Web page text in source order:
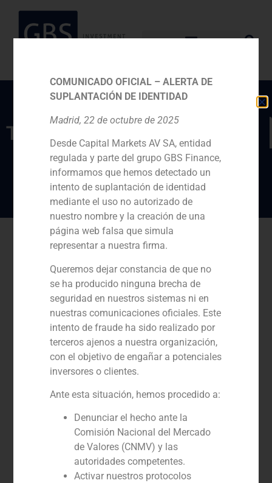
TEAM
Catarina Gorjão Clara
Go back
COMUNICADO OFICIAL – ALERTA DE
SUPLANTACIÓN DE IDENTIDAD
Madrid, 22 de octubre de 2025
Desde Capital Markets AV SA, entidad
regulada y parte del grupo GBS Finance,
informamos que hemos detectado un
intento de suplantación de identidad
mediante el uso no autorizado de
nuestro nombre y la creación de una
página web falsa que simula
representar a nuestra firma.
Queremos dejar constancia de que no
se ha producido ninguna brecha de
seguridad en nuestros sistemas ni en
nuestras comunicaciones oficiales. Este
intento de fraude ha sido realizado por
terceros ajenos a nuestra organización,
con el objetivo de engañar a potenciales
inversores o clientes.
Ante esta situación, hemos procedido a:
Denunciar el hecho ante la
Comisión Nacional del Mercado
de Valores (CNMV) y las
autoridades competentes.
Activar nuestros protocolos